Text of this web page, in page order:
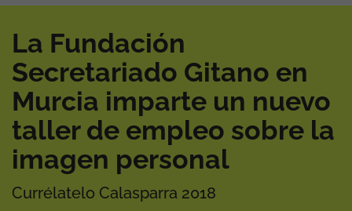
La Fundación
Secretariado Gitano en
Murcia imparte un nuevo
taller de empleo sobre la
imagen personal
Currélatelo Calasparra 2018